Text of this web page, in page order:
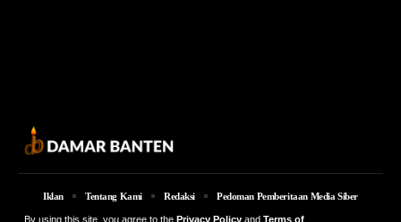
By using this site, you agree to the Privacy Policy and Terms of
Iklan Tentang Kami Redaksi Pedoman Pemberitaan Media Siber